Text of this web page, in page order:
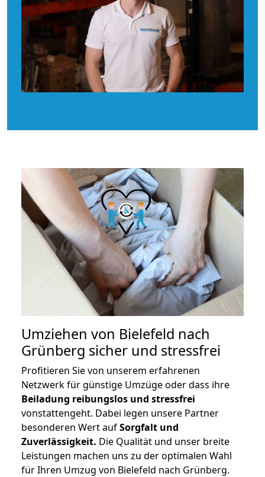
Umziehen von Bielefeld nach
Grünberg sicher und stressfrei
Profitieren Sie von unserem erfahrenen
Netzwerk für günstige Umzüge oder dass ihre
Beiladung reibungslos und stressfrei
vonstattengeht. Dabei legen unsere Partner
besonderen Wert aufSorgfalt und
Zuverlässigkeit. Die Qualität und unser breite
Leistungen machen uns zu der optimalen Wahl
für Ihren Umzug von Bielefeld nach Grünberg.